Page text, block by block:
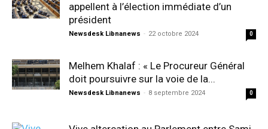
appellent à l’élection immédiate d’un
président
Newsdesk Libnanews - 22 octobre 2024 0
Melhem Khalaf : « Le Procureur Général
doit poursuivre sur la voie de la...
Newsdesk Libnanews - 8 septembre 2024 0